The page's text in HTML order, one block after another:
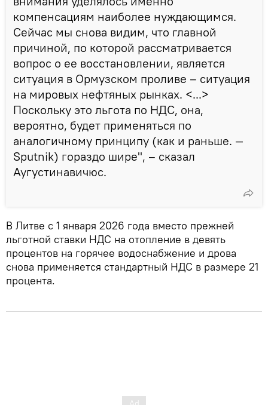
компенсациям наиболее нуждающимся.
Сейчас мы снова видим, что главной
причиной, по которой рассматривается
вопрос о ее восстановлении, является
ситуация в Ормузском проливе – ситуация
на мировых нефтяных рынках. <...>
Поскольку это льгота по НДС, она,
вероятно, будет применяться по
аналогичному принципу (как и раньше. —
Sputnik) гораздо шире", – сказал
Аугустинавичюс.
В Литве с 1 января 2026 года вместо прежней
льготной ставки НДС на отопление в девять
процентов на горячее водоснабжение и дрова
снова применяется стандартный НДС в размере 21
процента.